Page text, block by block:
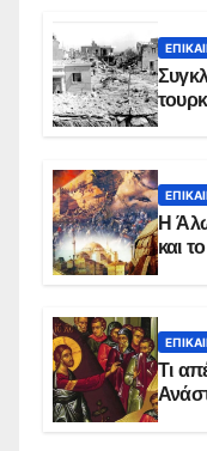
Η
και
Τι